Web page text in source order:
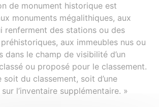
de monument historique est
monuments mégalithiques, aux
renferment des stations ou des
aux immeubles nus ou
dans le champ de visibilité d’un
ou proposé pour le classement.
soit du classement, soit d’une
l’inventaire supplémentaire. »